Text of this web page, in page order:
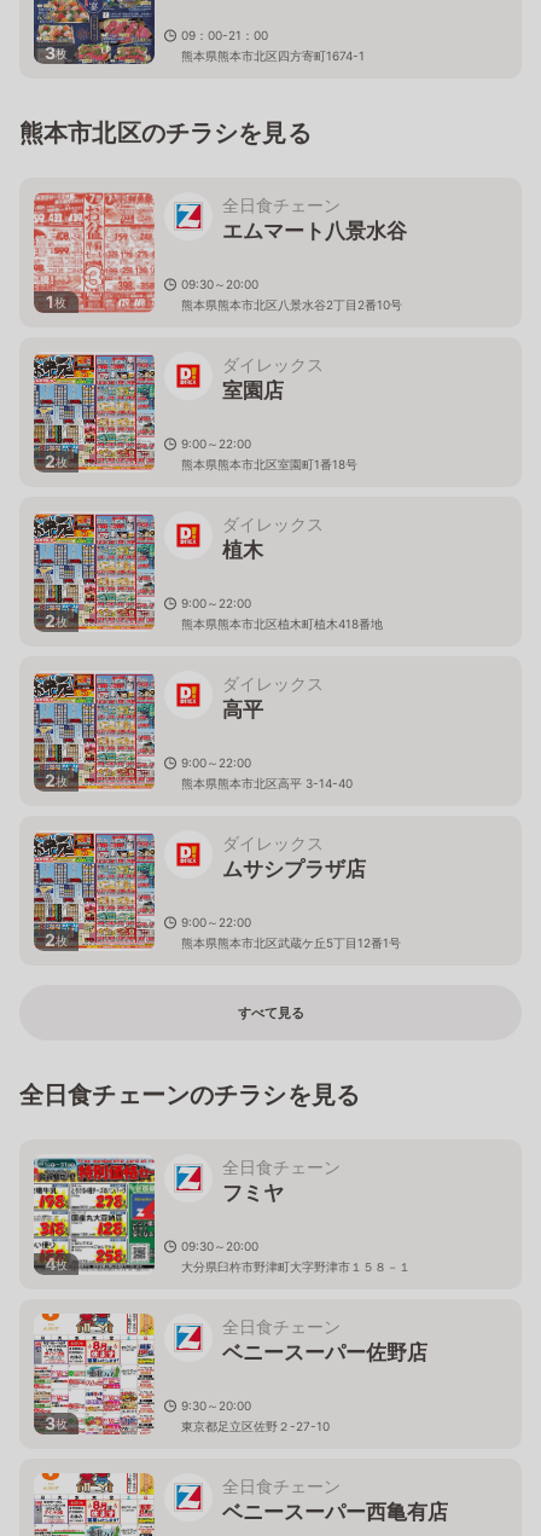
3枚
09：00-21：00
熊本県熊本市北区四方寄町1674-1
熊本市北区のチラシを見る
1枚
全日食チェーン
エムマート八景水谷
09:30～20:00
熊本県熊本市北区八景水谷2丁目2番10号
2枚
ダイレックス
室園店
9:00～22:00
熊本県熊本市北区室園町1番18号
2枚
ダイレックス
植木
9:00～22:00
熊本県熊本市北区植木町植木418番地
2枚
ダイレックス
高平
9:00～22:00
熊本県熊本市北区高平 3-14-40
2枚
ダイレックス
ムサシプラザ店
9:00～22:00
熊本県熊本市北区武蔵ケ丘5丁目12番1号
すべて見る
全日食チェーンのチラシを見る
4枚
全日食チェーン
フミヤ
09:30～20:00
大分県臼杵市野津町大字野津市１５８－１
3枚
全日食チェーン
ベニースーパー佐野店
9:30～20:00
東京都足立区佐野２-27-10
全日食チェーン
ベニースーパー西亀有店